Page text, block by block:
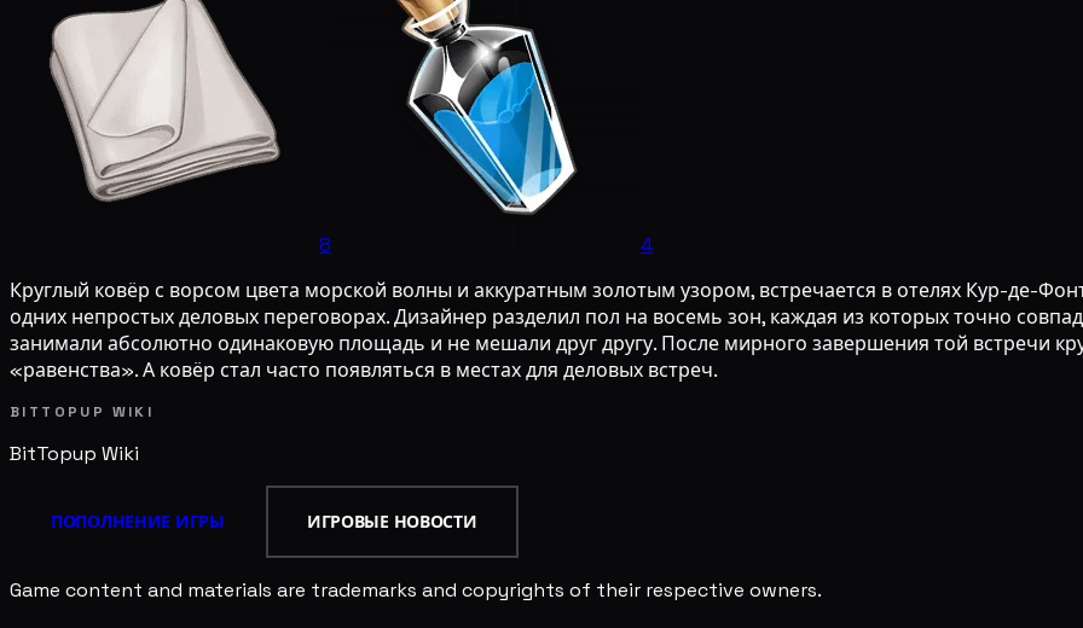
8
4
Круглый ковёр с ворсом цвета морской волны и аккуратным золотым узором, встречается в отелях Кур-де-
одних непростых деловых переговорах. Дизайнер разделил пол на восемь зон, каждая из которых точно
занимали абсолютно одинаковую площадь и не мешали друг другу. После мирного завершения той встречи
«равенства». А ковёр стал часто появляться в местах для деловых встреч.
BITTOPUP WIKI
BitTopup Wiki
ПОПОЛНЕНИЕ ИГРЫ ИГРОВЫЕ НОВОСТИ
Game content and materials are trademarks and copyrights of their respective owners.